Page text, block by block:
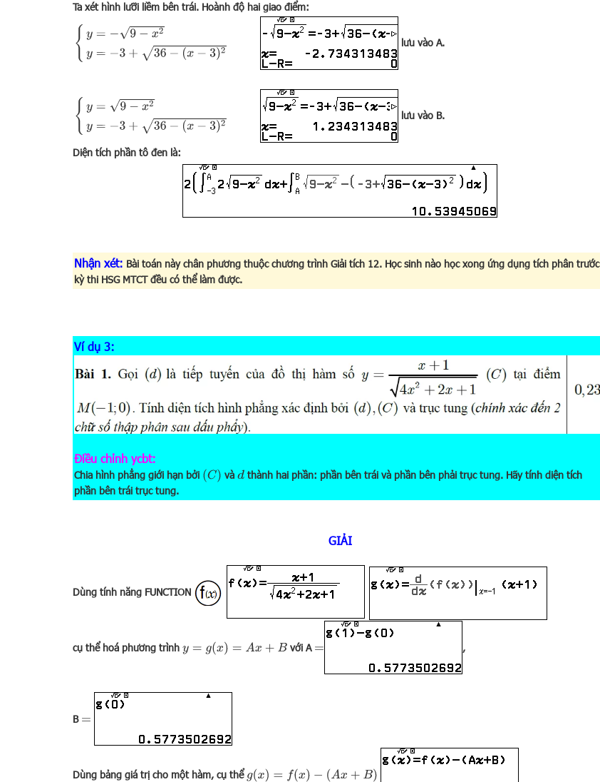
Ta xét hình lưỡi liềm bên trái. Hoành độ hai giao điểm:
{y =−9− y=−3+36
lưu vào A.
{y =9 −x 2 y=−3+36
lưu vào B.
Diện tích phần tô đen là:
Nhận xét: Bài toán này chân phương thuộc chương trình Giải tích 12. Học sinh nào học xong ứng dụng tích phân trước
kỳ thi HSG MTCT đều có thể làm được.
Ví dụ 3:
Điều chỉnh ycbt:
Chia hình phẳng giới hạn bởi (C) vàdthành hai phần: phần bên trái và phần bên phải trục tung. Hãy tính diện tích
phần bên trái trục tung.
GIẢI
Dùng tính năng FUNCTION
cụ thể hoá phương trình y=g( x)=Ax +B với A = ,
B =
Dùng bảng giá trị cho một hàm, cụ thể g(x)= f(x −(Ax+B)